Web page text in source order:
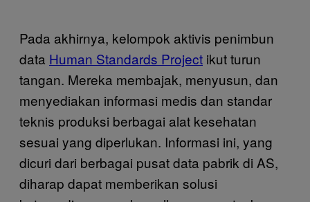
Pada akhirnya, kelompok aktivis penimbun
data Human Standards Project ikut turun
tangan. Mereka membajak, menyusun, dan
menyediakan informasi medis dan standar
teknis produksi berbagai alat kesehatan
sesuai yang diperlukan. Informasi ini, yang
dicuri dari berbagai pusat data pabrik di AS,
diharap dapat memberikan solusi